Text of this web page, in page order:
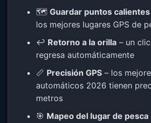
🗺️Guardar puntos calientes
los mejores lugares GPS de
↩️ Retorno a la orilla – un
regresa automáticamente
📏 Precisión GPS – los
automáticos 2026 tienen
metros
🎯 Mapeo del lugar de pesca